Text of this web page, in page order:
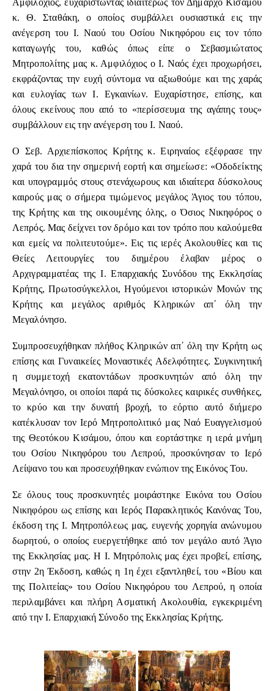
Αμφιλόχιος, ευχαριστώντας ιδιαιτέρως τον Δήμαρχο Κισάμου
κ. Θ. Σταθάκη, ο οποίος συμβάλλει ουσιαστικά εις την
ανέγερση του Ι. Ναού του Οσίου Νικηφόρου εις τον τόπο
καταγωγής του, καθώς όπως είπε ο Σεβασμιώτατος
Μητροπολίτης μας κ. Αμφιλόχιος ο Ι. Ναός έχει προχωρήσει,
εκφράζοντας την ευχή σύντομα να αξιωθούμε και της χαράς
και ευλογίας των Ι. Εγκαινίων. Ευχαρίστησε, επίσης, και
όλους εκείνους που από το «περίσσευμα της αγάπης τους»
συμβάλλουν εις την ανέγερση του Ι. Ναού.
Ο Σεβ. Αρχιεπίσκοπος Κρήτης κ. Ειρηναίος εξέφρασε την
χαρά του δια την σημερινή εορτή και σημείωσε: «Οδοδείκτης
και υπογραμμός στους στενάχωρους και ιδιαίτερα δύσκολους
καιρούς μας ο σήμερα τιμώμενος μεγάλος Άγιος του τόπου,
της Κρήτης και της οικουμένης όλης, ο Όσιος Νικηφόρος ο
Λεπρός. Μας δείχνει τον δρόμο και τον τρόπο που καλούμεθα
και εμείς να πολιτευτούμε». Εις τις ιερές Ακολουθίες και τις
Θείες Λειτουργίες του διημέρου έλαβαν μέρος ο
Αρχιγραμματέας της Ι. Επαρχιακής Συνόδου της Εκκλησίας
Κρήτης, Πρωτοσύγκελλοι, Ηγούμενοι ιστορικών Μονών της
Κρήτης και μεγάλος αριθμός Κληρικών απ΄ όλη την
Μεγαλόνησο.
Συμπροσευχήθηκαν πλήθος Κληρικών απ΄ όλη την Κρήτη ως
επίσης και Γυναικείες Μοναστικές Αδελφότητες. Συγκινητική
η συμμετοχή εκατοντάδων προσκυνητών από όλη την
Μεγαλόνησο, οι οποίοι παρά τις δύσκολες καιρικές συνθήκες,
το κρύο και την δυνατή βροχή, το εόρτιο αυτό διήμερο
κατέκλυσαν τον Ιερό Μητροπολιτικό μας Ναό Ευαγγελισμού
της Θεοτόκου Κισάμου, όπου και εορτάστηκε η ιερά μνήμη
του Οσίου Νικηφόρου του Λεπρού, προσκύνησαν το Ιερό
Λείψανο του και προσευχήθηκαν ενώπιον της Εικόνος Του.
Σε όλους τους προσκυνητές μοιράστηκε Εικόνα του Οσίου
Νικηφόρου ως επίσης και Ιερός Παρακλητικός Κανόνας Του,
έκδοση της Ι. Μητροπόλεως μας, ευγενής χορηγία ανώνυμου
δωρητού, ο οποίος ευεργετήθηκε από τον μεγάλο αυτό Άγιο
της Εκκλησίας μας. Η Ι. Μητρόπολις μας έχει προβεί, επίσης,
στην 2η Έκδοση, καθώς η 1η έχει εξαντληθεί, του «Βίου και
της Πολιτείας» του Οσίου Νικηφόρου του Λεπρού, η οποία
περιλαμβάνει και πλήρη Ασματική Ακολουθία, εγκεκριμένη
από την Ι. Επαρχιακή Σύνοδο της Εκκλησίας Κρήτης.